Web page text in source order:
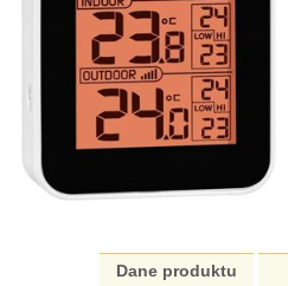
Dane produktu